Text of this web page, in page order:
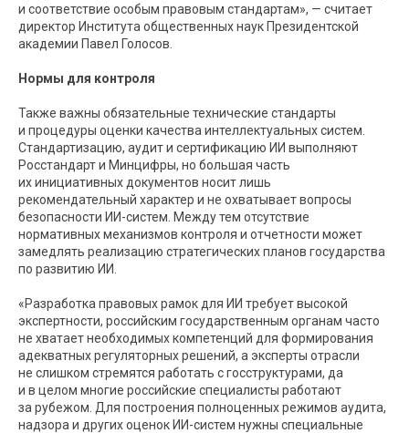
и соответствие особым правовым стандартам», — считает
директор Института общественных наук Президентской
академии Павел Голосов.
Нормы для контроля
Также важны обязательные технические стандарты
и процедуры оценки качества интеллектуальных систем.
Стандартизацию, аудит и сертификацию ИИ выполняют
Росстандарт и Минцифры, но большая часть
их инициативных документов носит лишь
рекомендательный характер и не охватывает вопросы
безопасности ИИ-систем. Между тем отсутствие
нормативных механизмов контроля и отчетности может
замедлять реализацию стратегических планов государства
по развитию ИИ.
«Разработка правовых рамок для ИИ требует высокой
экспертности, российским государственным органам часто
не хватает необходимых компетенций для формирования
адекватных регуляторных решений, а эксперты отрасли
не слишком стремятся работать с госструктурами, да
и в целом многие российские специалисты работают
за рубежом. Для построения полноценных режимов аудита,
надзора и других оценок ИИ-систем нужны специальные